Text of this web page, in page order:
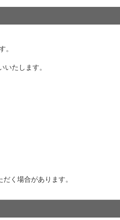
。
たします。
く場合があります。